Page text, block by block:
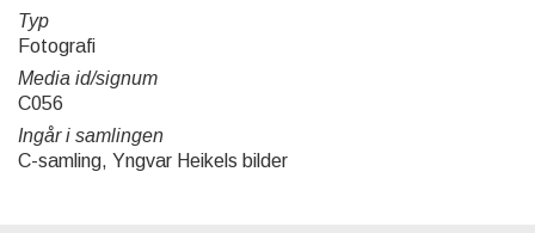
Typ
Fotografi
Media id/signum
C056
Ingår i samlingen
C-samling, Yngvar Heikels bilder